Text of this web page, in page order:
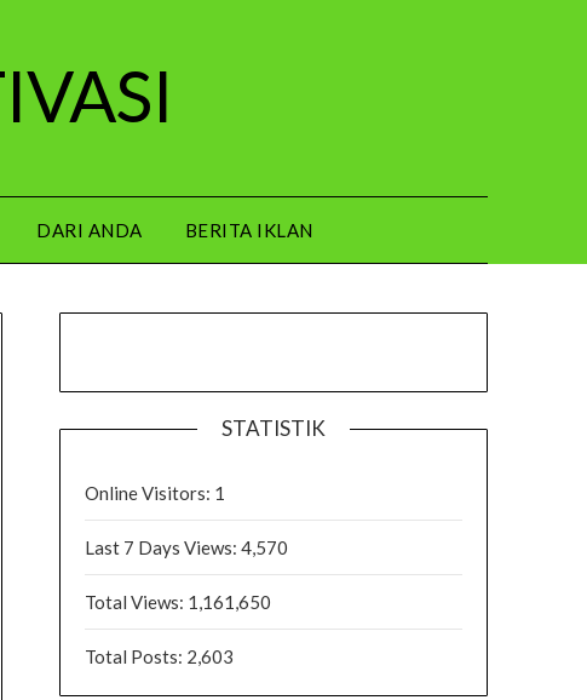
DARI ANDA BERITA IKLAN
STATISTIK
Online Visitors: 1
Last 7 Days Views: 4,570
Total Views: 1,161,650
Total Posts: 2,603